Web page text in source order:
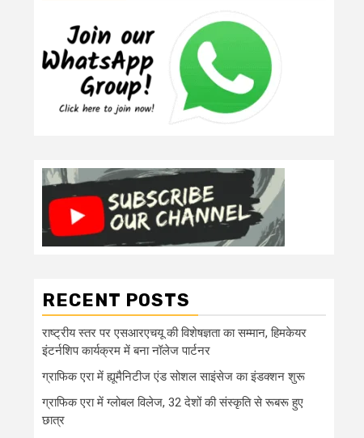
RECENT POSTS
राष्ट्रीय स्तर पर एसआरएचयू की विशेषज्ञता का सम्मान, हिमकेयर
इंटर्नशिप कार्यक्रम में बना नॉलेज पार्टनर
ग्राफिक एरा में ह्यूमैनिटीज एंड सोशल साइंसेज का इंडक्शन शुरू
ग्राफिक एरा में ग्लोबल विलेज, 32 देशों की संस्कृति से रूबरू हुए
छात्र